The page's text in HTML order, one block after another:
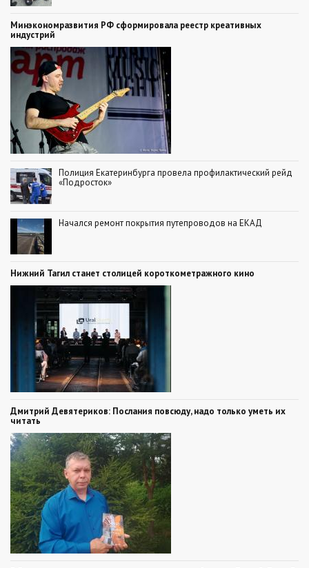
Минэкономразвития РФ сформировала реестр креативных
индустрий
Полиция Екатеринбурга провела профилактический рейд
«Подросток»
Начался ремонт покрытия путепроводов на ЕКАД
Нижний Тагил станет столицей короткометражного кино
Дмитрий Девятериков: Послания повсюду, надо только уметь их
читать